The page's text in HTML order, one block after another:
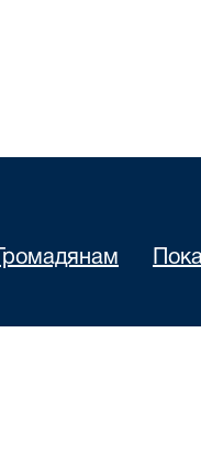
Громадянам